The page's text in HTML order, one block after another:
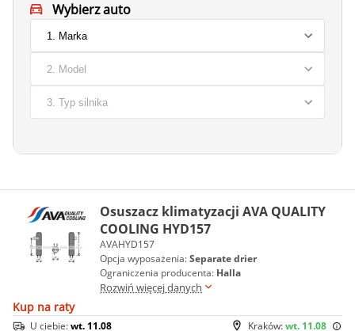
Wybierz auto
Osuszacz klimatyzacji AVA QUALITY
COOLING HYD157
AVAHYD157
Opcja wyposażenia:Separate drier
Ograniczenia producenta: Halla
Rozwiń więcej danych
Kup na raty
Kraków:wt. 11.08
U ciebie:wt. 11.08